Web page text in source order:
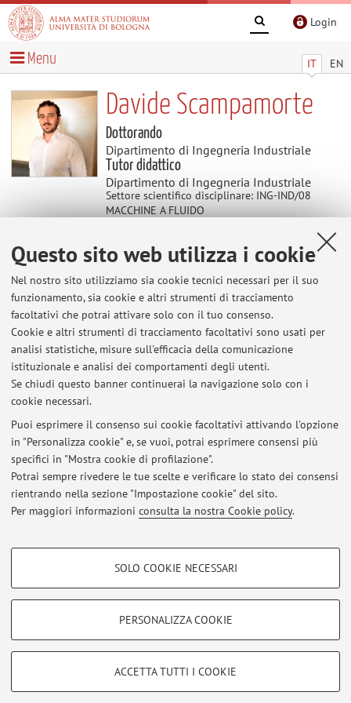
Questo sito web utilizza i cookie
Nel nostro sito utilizziamo sia cookie tecnici necessari per il suo
funzionamento, sia cookie e altri strumenti di tracciamento
facoltativi che potrai attivare solo con il tuo consenso.
Cookie e altri strumenti di tracciamento facoltativi sono usati per
analisi statistiche, misure sull'efficacia della comunicazione
istituzionale e analisi dei comportamenti degli utenti.
Se chiudi questo banner continuerai la navigazione solo con i
cookie necessari.
Puoi esprimere il consenso sui cookie facoltativi attivando l'opzione
in "Personalizza cookie" e, se vuoi, potrai esprimere consensi più
specifici in "Mostra cookie di profilazione".
Potrai sempre rivedere le tue scelte e verificare lo stato dei consensi
rientrando nella sezione "Impostazione cookie" del sito.
Per maggiori informazioni consulta la nostra Cookie policy.
COOKIE DI PROFILAZIONE - FACOLTATIVI
COOKIE TECNICI - NECESSARI
Si tratta di cookie tecnici utilizzati, a titolo esemplificativo, per il corretto
SOLO COOKIE NECESSARI
PERSONALIZZA COOKIE
ACCETTA TUTTI I COOKIE
Login
IT EN
Menu
Davide Scampamorte
Dottorando
Dipartimento di Ingegneria Industriale
Tutor didattico
Dipartimento di Ingegneria Industriale
Settore scientifico disciplinare: ING-IND/08
MACCHINE A FLUIDO
Didattica
Attività
Anno Accademico
Non sono presenti attività didattiche per l'A.A. 2026-2027
Ultimi avvisi
Al momento non sono presenti avvisi.
Area riservata
Accedi tramiteloginper gestire tutti i contenuti del sito.
Zamboni, 33 - 40126 Bologna - Partita IVA: 01131710376